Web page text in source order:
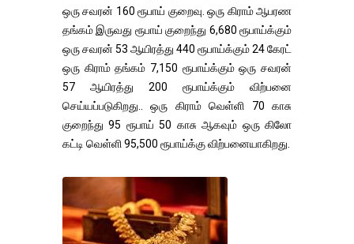
ஒரு சவரன் 160 ரூபாய் குறைவு. ஒரு கிராம் ஆபரண
தங்கம் இருவது ரூபாய் குறைந்து 6,680 ரூபாய்க்கும்
ஒரு சவரன் 53 ஆயிரத்து 440 ரூபாய்க்கும் 24 கேரட்
ஒரு கிராம் தங்கம் 7,150 ரூபாய்க்கும் ஒரு சவரன்
57 ஆயிரத்து 200 ரூபாய்க்கும் விற்பனை
செய்யப்படுகிறது.. ஒரு கிராம் வெள்ளி 70 காசு
குறைந்து 95 ரூபாய் 50 காசு ஆகவும் ஒரு கிலோ
கட்டி வெள்ளி 95,500 ரூபாய்க்கு விற்பனையாகிறது.